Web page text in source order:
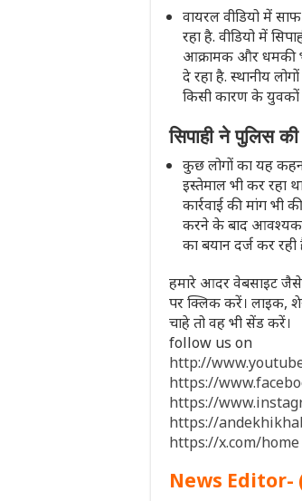
वायरल वीडियो में
रहा है. वीडियो में
आक्रामक और धमकी
दे रहा है. स्थानीय
किसी कारण के युवकों
सिपाही ने पुलिस
कुछ लोगों का यह
इस्तेमाल भी कर रहा
कार्रवाई की मांग भी
करने के बाद आवश्यक
का बयान दर्ज कर
हमारे आदर वेबसाइट जैसे
पर क्लिक करें। लाइक,
चाहे तो वह भी सेंड करें।
follow us on
http://
https://
https://
https://
https://x.com/home
News